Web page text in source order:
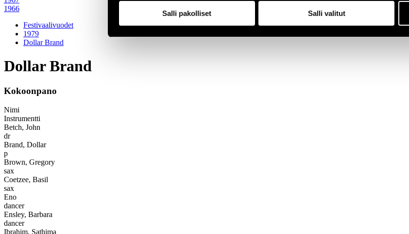
Salli pakolliset Salli valitut
1966
Festivaalivuodet
1979
Dollar Brand
Dollar Brand
Kokoonpano
Nimi
Instrumentti
Betch, John
dr
Brand, Dollar
p
Brown, Gregory
sax
Coetzee, Basil
sax
Eno
dancer
Ensley, Barbara
dancer
Ibrahim, Sathima